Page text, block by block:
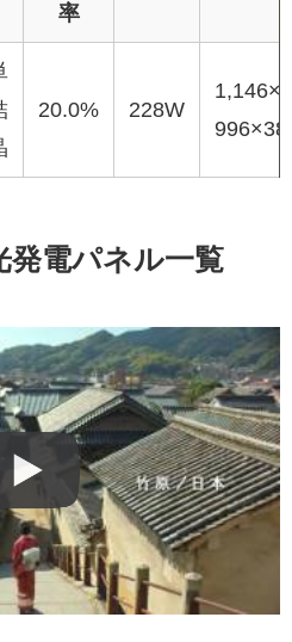
率
20.0% 228W
1,146×
発電パネル一覧